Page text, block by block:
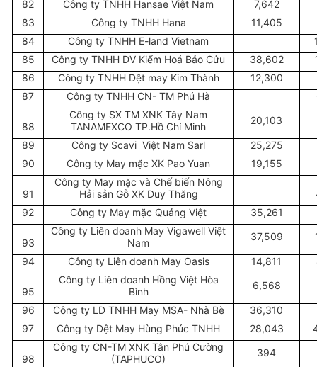
82 Công ty TNHH Hansae Việt Nam
7,642
83
Công ty TNHH Hana
11,405
84
Công ty TNHH E-land Vietnam
85
Công ty TNHH DV Kiểm Hoá Bảo Cửu 38,602
86
Công ty TNHH Dệt may Kim Thành
12,300
87
Công ty TNHH CN- TM Phú Hà
88
Công ty SX TM XNK Tây Nam
TANAMEXCO TP.Hồ Chí Minh
20,103
89 Công ty Scavi Việt Nam Sarl
25,275
90
Công ty May mặc XK Pao Yuan 19,155
91
Công ty May mặc và Chế biến Nông
Hải sản Gỗ XK Duy Thăng
92
Công ty May mặc Quảng Việt 35,261
93
Công ty Liên doanh May Vigawell Việt
Nam
37,509
94 Công ty Liên doanh May Oasis 14,811
95
Công ty Liên doanh Hồng Việt Hòa
Bình
6,568
96 Công ty LD TNHH May MSA- Nhà Bè
36,310
97
Công ty Dệt May Hùng Phúc TNHH 28,043
98
Công ty CN-TM XNK Tân Phú Cường
(TAPHUCO)
394